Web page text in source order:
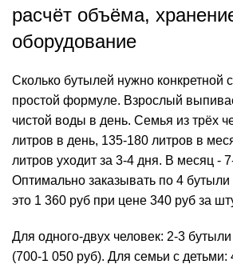
расчёт объёма,
оборудование
Сколько бутылей нужно конкретной
простой формуле. Взрослый
чистой воды в день. Семья из трёх
литров в день, 135-180 литров в
литров уходит за 3-4 дня. В месяц -
Оптимально заказывать по 4
это 1 360 руб при цене 340 руб за
Для одного-двух человек: 2-3
(700-1 050 руб). Для семьи с детьми: